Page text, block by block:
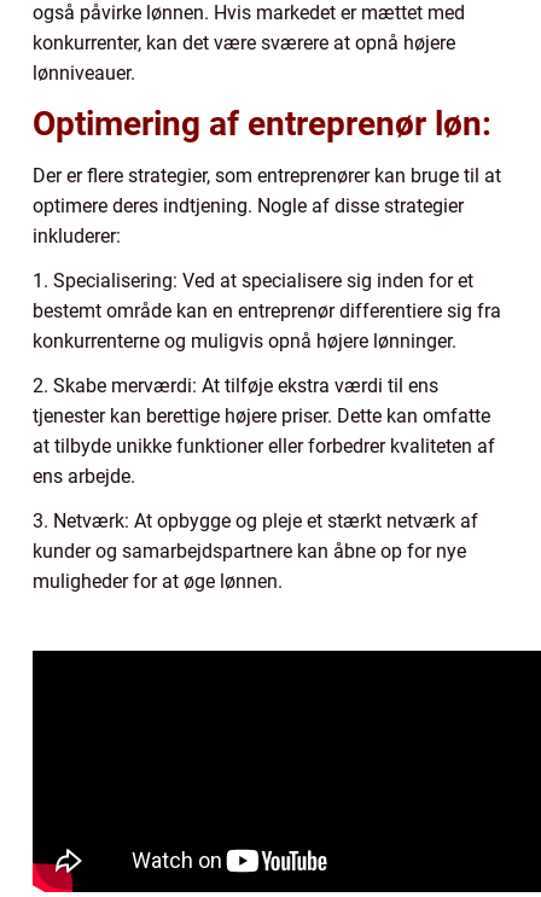
også påvirke lønnen. Hvis markedet er mættet med
konkurrenter, kan det være sværere at opnå højere
lønniveauer.
Optimering af entreprenør løn:
Der er flere strategier, som entreprenører kan bruge til at
optimere deres indtjening. Nogle af disse strategier
inkluderer:
1. Specialisering: Ved at specialisere sig inden for et
bestemt område kan en entreprenør differentiere sig fra
konkurrenterne og muligvis opnå højere lønninger.
2. Skabe merværdi: At tilføje ekstra værdi til ens
tjenester kan berettige højere priser. Dette kan omfatte
at tilbyde unikke funktioner eller forbedrer kvaliteten af
ens arbejde.
3. Netværk: At opbygge og pleje et stærkt netværk af
kunder og samarbejdspartnere kan åbne op for nye
muligheder for at øge lønnen.